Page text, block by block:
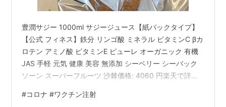
豊潤サジー 1000ml サジージュース【紙パックタイプ】
【公式 フィネス】鉄分 リンゴ酸 ミネラル ビタミンC βカ
ロテン アミノ酸 ビタミンE ピューレ オーガニック 有機
JAS 手軽 元気 健康 美容 無添加 シーベリー シーバック
ソーン スーパーフルーツ 沙棘価格: 4060 円楽天で詳細
療養が解除になり、 無事！保育園に登園することが出来
#コロナ #ワクチン注射